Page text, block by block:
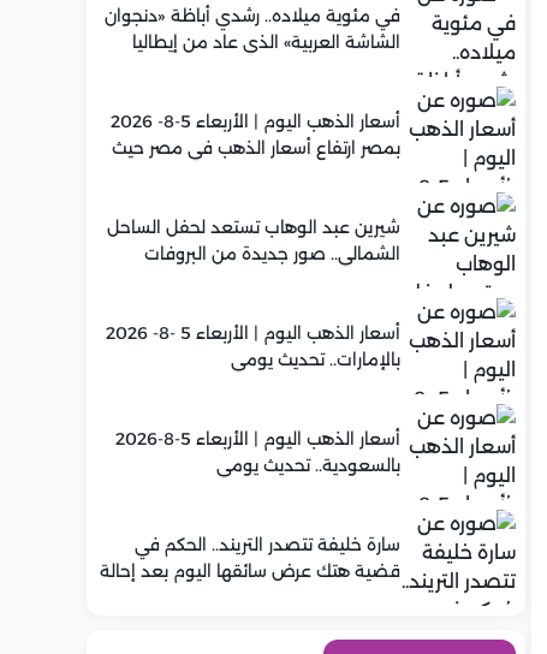
في مئوية ميلاده.. رشدي أباظة «دنجوان
الشاشة العربية» الذي عاد من إيطاليا
أسعار الذهب اليوم | الأربعاء 5-8- 2026
بمصر ارتفاع أسعار الذهب في مصر حيث
شيرين عبد الوهاب تستعد لحفل الساحل
الشمالي.. صور جديدة من البروفات
أسعار الذهب اليوم | الأربعاء 5 -8- 2026
بالإمارات.. تحديث يومي
أسعار الذهب اليوم | الأربعاء 5-8-2026
بالسعودية.. تحديث يومي
سارة خليفة تتصدر التريند.. الحكم في
قضية هتك عرض سائقها اليوم بعد إحالة